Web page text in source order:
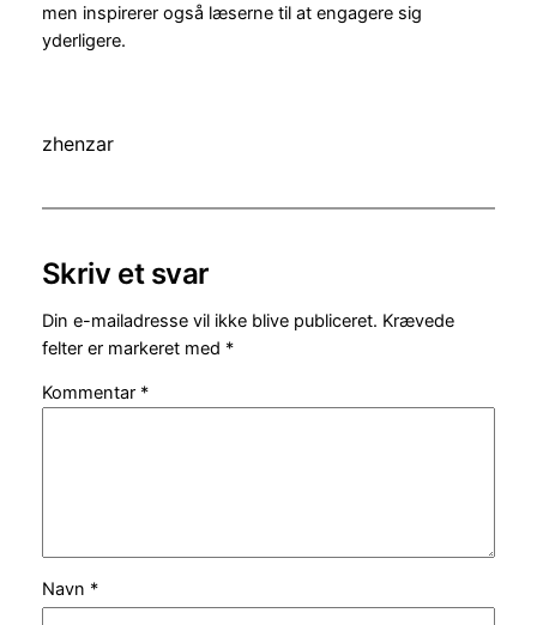
men inspirerer også læserne til at engagere sig
yderligere.
zhenzar
Skriv et svar
Din e-mailadresse vil ikke blive publiceret. Krævede
felter er markeret med *
Kommentar *
Navn *